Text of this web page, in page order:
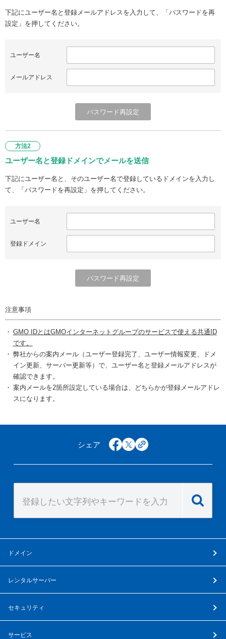
下記にユーザー名と登録メールアドレスを入力して、「パスワードを再
設定」を押してください。
ユーザー名
メールアドレス
方法2
ユーザー名と登録ドメインでメールを送信
下記にユーザー名と、そのユーザー名で登録しているドメインを入力し
て、「パスワードを再設定」を押してください。
ユーザー名
登録ドメイン
注意事項
GMO IDとはGMOインターネットグループのサービスで使える共通ID
です。
弊社からの案内メール（ユーザー登録完了、ユーザー情報変更、ドメ
イン更新、サーバー更新等）で、ユーザー名と登録メールアドレスが
確認できます。
案内メールを2箇所設定している場合は、どちらかが登録メールアドレ
スになります。
シェア facebook
x copy
ドメイン
レンタルサーバー
セキュリティ
サービス